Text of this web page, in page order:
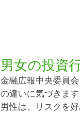
男女の投資
金融広報中央委員
の違いに気づきます
男性は、リスクを